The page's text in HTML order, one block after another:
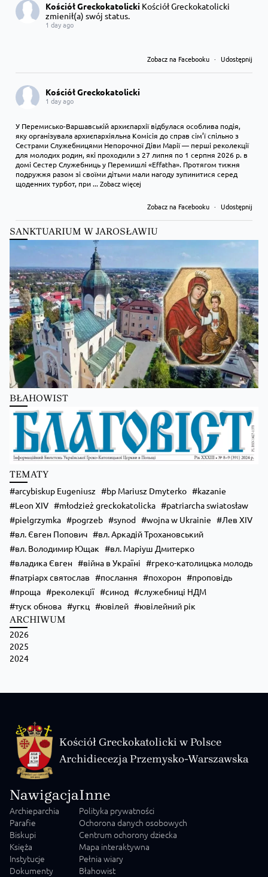
Kościół Greckokatolicki Kościół Greckokatolicki
zmienił(a) swój status.
1 day ago
Zobacz na Facebooku · Udostępnij
Kościół Greckokatolicki
1 day ago
У Перемисько-Варшавській архиєпархії відбулася особлива подія,
яку організувала архиєпархіяльна Комісія до справ сім’ї спільно з
Сестрами Служебницями Непорочної Діви Марії — перші реколекції
для молодих родин, які проходили з 27 липня по 1 серпня 2026 р. в
домі Сестер Служебниць у Перемишлі «Effatha». Протягом тижня
подружжя разом зі своїми дітьми мали нагоду зупинитися серед
щоденних турбот, при...Zobacz więcej
Zobacz na Facebooku · Udostępnij
Kościół Greckokatolicki
Преображення Господнє в Лодзі
Zobacz na Facebooku · Udostępnij
SANKTUARIUM W JAROSŁAWIU
BŁAHOWIST
TEMATY
arcybiskup Eugeniusz bp Mariusz Dmyterko
kazanie
Leon XIV
młodzież greckokatolicka
patriarcha swiatosław
pielgrzymka
pogrzeb synod wojna w Ukrainie
Лев XIV
вл. Євген Попович
вл. Аркадій Трохановський
вл. Володимир Ющак
вл. Маріуш Дмитерко
владика Євген
війна в Україні
греко-католицька молодь
патріарх святослав
послання похорон
проповідь
проща
реколекції синод
служебниці НДМ
туск обнова
угкц ювілей ювілейний рік
ARCHIWUM
2026
2025
2024
Kościół Greckokatolicki w Polsce
Archidiecezja Przemysko-Warszawska
Nawigacja
Archieparchia
Parafie
Biskupi
Księża
Instytucje
Dokumenty
Inne
Polityka prywatności
Ochorona danych osobowych
Centrum ochorony dziecka
Mapa interaktywna
Pełnia wiary
Błahowist